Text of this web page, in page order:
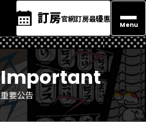
訂房官網訂房最優惠
Menu
Important
重要公告